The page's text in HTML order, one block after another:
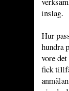
inslag.
Hur
hundra
vore
fick